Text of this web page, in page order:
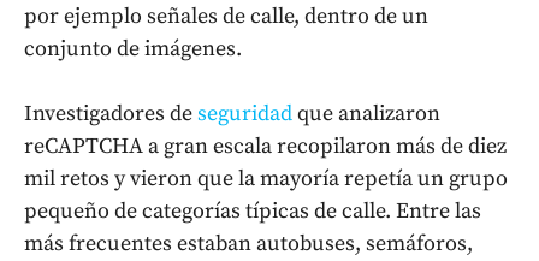
por ejemplo señales de calle, dentro de un
conjunto de imágenes.
Investigadores deseguridadque analizaron
reCAPTCHA a gran escala recopilaron más de diez
mil retos y vieron que la mayoría repetía un grupo
pequeño de categorías típicas de calle. Entre las
más frecuentes estaban autobuses, semáforos,